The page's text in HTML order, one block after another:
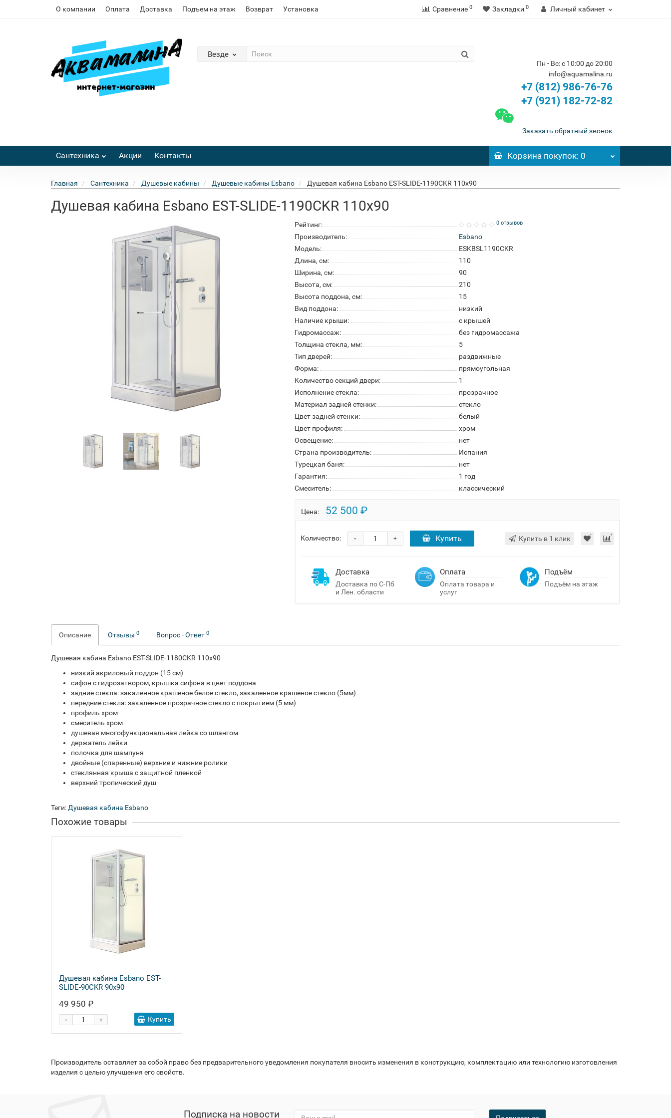
О компании Оплата Доставка Подъем на этаж Возврат Установка Сравнение 0 Закладки 0 Личный кабинет
Везде
Пн - Вс: с 10:00 до 20:00
info@aquamalina.ru
+7 (812) 986-76-76
+7 (921) 182-72-82
Заказать обратный звонок
Сантехника Акции Контакты Корзинапокупок: 0
Главная Сантехника Душевые кабины Душевые кабины Esbano Душевая кабина Esbano EST-SLIDE-1190CKR 110x90
Душевая кабина Esbano EST-SLIDE-1190CKR 110x90
Рейтинг: 0 отзывов
Производитель:
Esbano
Модель:
ESKBSL1190CKR
Длина, см:
110
Ширина, см:
90
Высота, см:
210
Высота поддона, см:
15
Вид поддона:
низкий
Наличие крыши:
с крышей
Гидромассаж:
без гидромассажа
Толщина стекла, мм:
5
Тип дверей:
раздвижные
Форма:
прямоугольная
Количество секций двери:
1
Исполнение стекла:
прозрачное
Материал задней стенки:
стекло
Цвет задней стенки:
белый
Цвет профиля:
хром
Освещение:
нет
Страна производитель:
Испания
Турецкая баня:
нет
Гарантия:
1 год
Смеситель:
классический
Цена: 52 500 ₽
Количество: +
- Купить Купить в 1 клик
Доставка
Доставка по С-Пб
и Лен. области
Оплата
Оплата товара и
услуг
Подъём
Подъём на этаж
Описание Отзывы 0 Вопрос - Ответ 0
Душевая кабина Esbano EST-SLIDE-1180CKR 110x90
низкий акриловый поддон (15 см)
сифон с гидрозатвором, крышка сифона в цвет поддона
задние стекла: закаленное крашеное белое стекло, закаленное крашеное стекло (5мм)
передние стекла: закаленное прозрачное стекло с покрытием (5 мм)
профиль хром
смеситель хром
душевая многофункциональная лейка со шлангом
держатель лейки
полочка для шампуня
двойные (спаренные) верхние и нижние ролики
стеклянная крыша с защитной пленкой
верхний тропический душ
Теги: Душевая кабина Esbano
Похожие товары
Душевая кабина Esbano EST-
SLIDE-90CKR 90x90
49 950 ₽
+
- Купить
Производитель оставляет за собой право без предварительного уведомления покупателя вносить изменения в конструкцию, комплектацию или технологию изготовления
изделия с целью улучшения его свойств.
Подписка на новости